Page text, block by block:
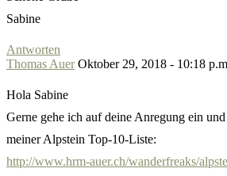
Sabine
Antworten
Thomas Auer Oktober 29, 2018 - 10:18
Hola Sabine
Gerne gehe ich auf deine Anregung ein
meiner Alpstein Top-10-Liste:
http://www.hrm-auer.ch/wanderfreaks/